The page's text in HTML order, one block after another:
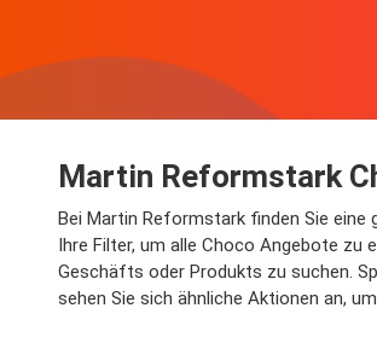
Martin Reformstark
Bei Martin Reformstark finden Sie eine
Ihre Filter, um alle Choco Angebote zu
Geschäfts oder Produkts zu suchen.
sehen Sie sich ähnliche Aktionen an,